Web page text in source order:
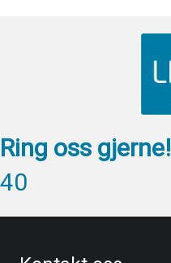
Ring oss gjerne!
40